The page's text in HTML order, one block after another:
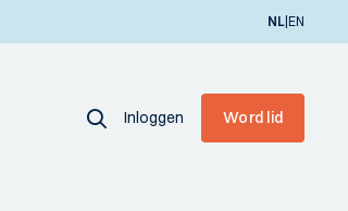
NL|EN
Inloggen Word lid